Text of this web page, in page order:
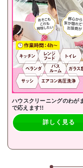
ハウスクリーニングのわが
で応えます!!
詳しく見る